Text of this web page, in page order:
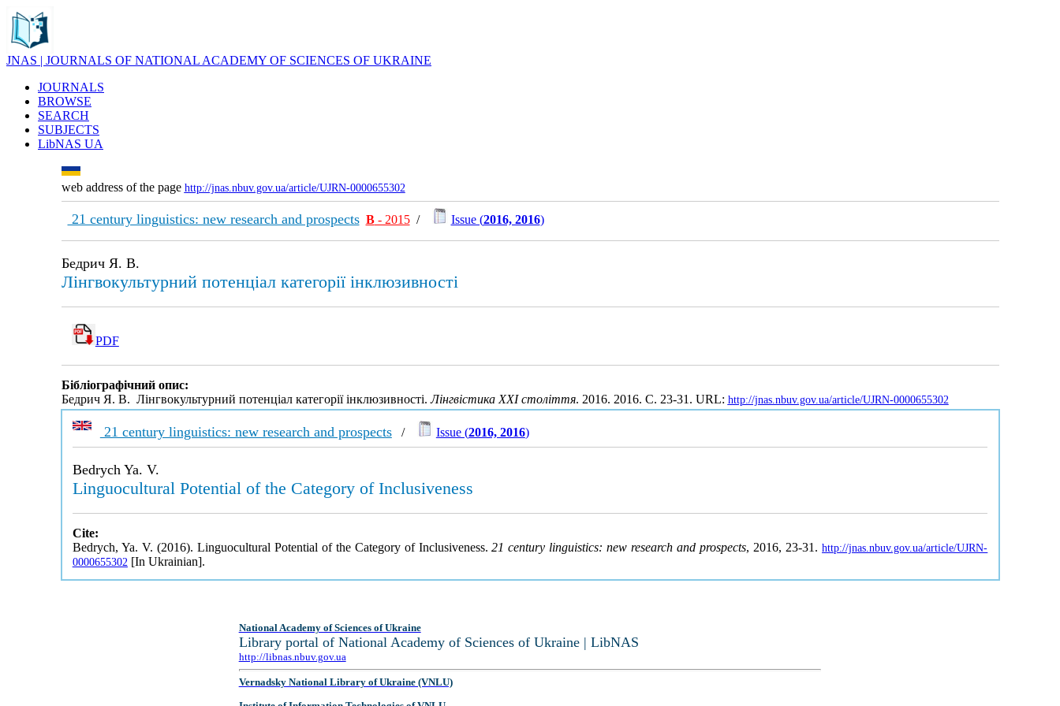
JNAS | JOURNALS OF NATIONAL ACADEMY OF SCIENCES OF UKRAINE
JOURNALS
BROWSE
SEARCH
SUBJECTS
LibNAS UA
web address of the page http://jnas.nbuv.gov.ua/article/UJRN-0000655302
21 century linguistics: new research and prospects В- 2015/ Issue (2016, 2016)
Бедрич Я. В.
Лінгвокультурний потенціал категорії інклюзивності
PDF
Бібліографічний опис:
Бедрич Я. В. Лінгвокультурний потенціал категорії інклюзивності.Лінгвістика ХХІ століття. 2016. 2016. С. 23-31. URL: http://jnas.nbuv.gov.ua/article/UJRN-0000655302
21 century linguistics: new research and prospects/ Issue (2016, 2016)
Bedrych Ya. V.
Linguocultural Potential of the Category of Inclusiveness
Cite:
Bedrych, Ya. V. (2016). Linguocultural Potential of the Category of Inclusiveness.21 century linguistics: new research and prospects, 2016, 23-31.http://jnas.nbuv.gov.ua/article/UJRN-
0000655302 [In Ukrainian].
National Academy of Sciences of Ukraine
Library portal of National Academy of Sciences of Ukraine | LibNAS
http://libnas.nbuv.gov.ua
Vernadsky National Library of Ukraine (VNLU)